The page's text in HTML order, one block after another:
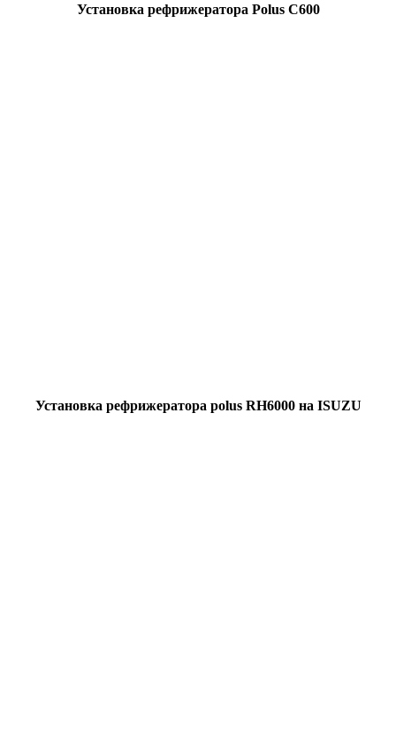
Установка рефрижератора Polus C600
Установка рефрижератора polus RH6000 на ISUZU